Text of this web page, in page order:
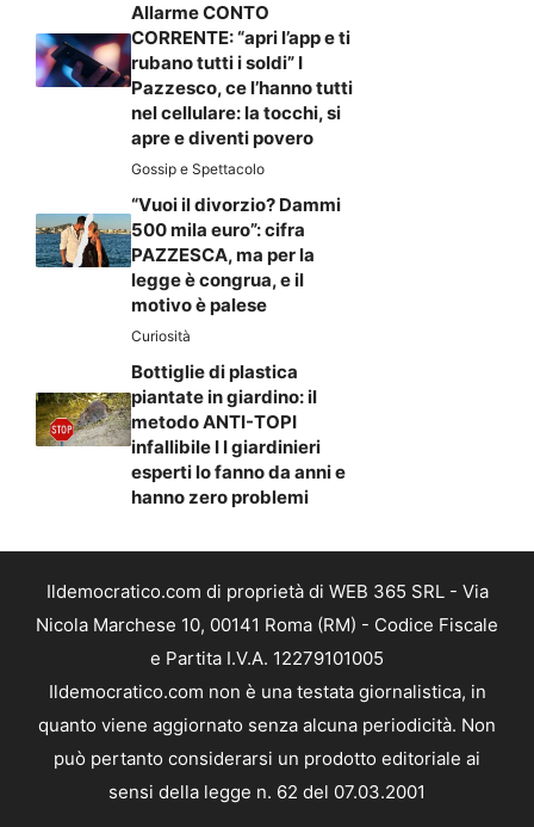
Allarme CONTO
CORRENTE: “apri l’app e ti
rubano tutti i soldi” I
Pazzesco, ce l’hanno tutti
nel cellulare: la tocchi, si
apre e diventi povero
Gossip e Spettacolo
“Vuoi il divorzio? Dammi
500 mila euro”: cifra
PAZZESCA, ma per la
legge è congrua, e il
motivo è palese
Curiosità
Bottiglie di plastica
piantate in giardino: il
metodo ANTI-TOPI
infallibile I I giardinieri
esperti lo fanno da anni e
hanno zero problemi
Ildemocratico.com di proprietà di WEB 365 SRL - Via
Nicola Marchese 10, 00141 Roma (RM) - Codice Fiscale
e Partita I.V.A. 12279101005
Ildemocratico.com non è una testata giornalistica, in
quanto viene aggiornato senza alcuna periodicità. Non
può pertanto considerarsi un prodotto editoriale ai
sensi della legge n. 62 del 07.03.2001